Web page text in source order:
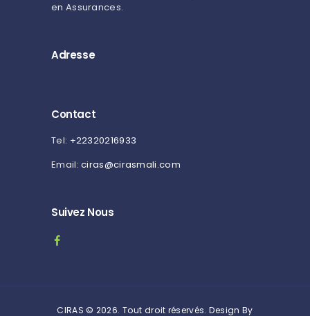
en Assurances.
Adresse
Contact
Tel: +22320216933
Email:ciras@cirasmali.com
Suivez Nous
CIRAS © 2026. Tout droit réservés. Design By